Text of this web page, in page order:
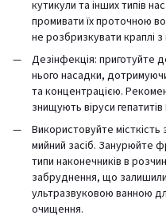
кутикули та інших типів
промивати їх проточною
не розбризкувати краплі
Дезінфекція: приготуйте
нього насадки,
та концентрацією.
знищують віруси
Використовуйте
мийний засіб. Занурюйте
типи наконечників в
забруднення, що
ультразвуковою ванною
очищення.